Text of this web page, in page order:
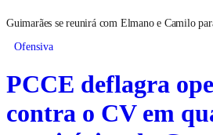
Guimarães se reunirá com Elmano e Camilo
Ofensiva
PCCE deflagra
contra o CV em